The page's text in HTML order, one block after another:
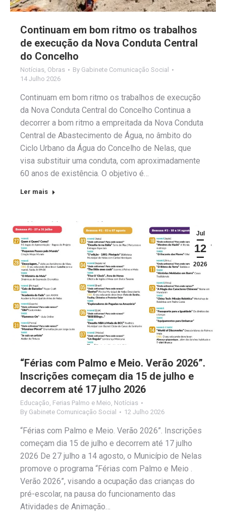
Continuam em bom ritmo os trabalhos
de execução da Nova Conduta Central
do Concelho
Notícias Obras By Gabinete Comunicação Social
14 Julho 2026
Continuam em bom ritmo os trabalhos de execução
da Nova Conduta Central do Concelho Continua a
decorrer a bom ritmo a empreitada da Nova Conduta
Central de Abastecimento de Água, no âmbito do
Ciclo Urbano da Água do Concelho de Nelas, que
visa substituir uma conduta, com aproximadamente
60 anos de existência. O objetivo é…
Ler mais
Jul
12
2026
“Férias com Palmo e Meio. Verão 2026”.
Inscrições começam dia 15 de julho e
decorrem até 17 julho 2026
Educação, Ferias Palmo e Meio, Notícias
By Gabinete Comunicação Social 12 Julho 2026
“Férias com Palmo e Meio. Verão 2026”. Inscrições
começam dia 15 de julho e decorrem até 17 julho
2026 De 27 julho a 14 agosto, o Município de Nelas
promove o programa “Férias com Palmo e Meio .
Verão 2026”, visando a ocupação das crianças do
pré-escolar, na pausa do funcionamento das
Atividades de Animação…